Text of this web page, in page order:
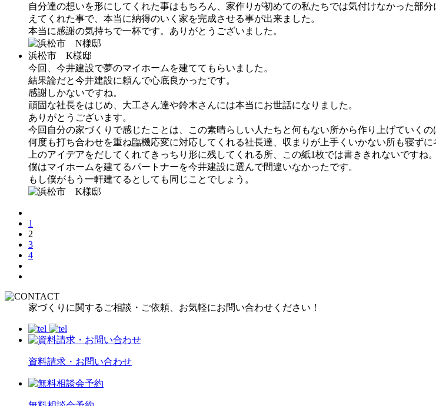
自分達の想いを形にしてくれた事はもちろん、家作りが初めての私たちでは気付けなかった部
えてくれた事で、本当に納得のいく家を完成させる事が出来ました。
本当に感謝の気持ちで一杯です。ありがとうございました。
浜松市 K様邸
今回、今井建設で夢のマイホームを建ててもらいました。
結果論だと今井建設に頼んで心底良かったです。
感謝しかないですね。
頑固な社長をはじめ、大工さん達や鈴木さんには本当にお世話になりました。
ありがとうございます。
今回自分の家づくりで感じたことは、この素晴らしい人たちと何もない所から作り上げていくの
何度も打ち合わせを重ね臨機応変に対応してくれる社長達、収まりが上手くいかない所も寝ず
上のアイデアをだしてくれてきっちり形に残してくれる所、この紙1枚では書ききれないですね。
僕はマイホームを建てるパートナーを今井建設に選んで間違いなかったです。
もし僕がもう一軒建てるとしても同じことでしょう。
1
2
3
4
家づくりに関するご相談・ご依頼、お気軽にお問い合わせください！
資料請求・お問い合わせ